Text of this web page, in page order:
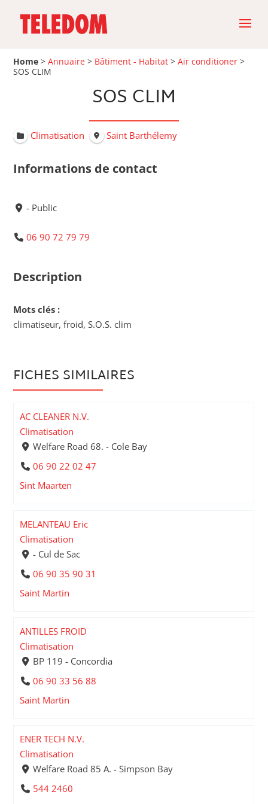
Home >Annuaire > Bâtiment - Habitat >Air conditioner >
SOS CLIM
SOS CLIM
Climatisation Saint Barthélemy
Informations de contact
- Public
06 90 72 79 79
Description
Mots clés :
climatiseur, froid, S.O.S. clim
FICHES SIMILAIRES
AC CLEANER N.V.
Climatisation
Welfare Road 68. - Cole Bay
06 90 22 02 47
Sint Maarten
MELANTEAU Eric
Climatisation
- Cul de Sac
06 90 35 90 31
Saint Martin
ANTILLES FROID
Climatisation
BP 119 - Concordia
06 90 33 56 88
Saint Martin
ENER TECH N.V.
Climatisation
Welfare Road 85 A. - Simpson Bay
544 2460